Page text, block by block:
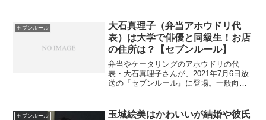
勤めていた会社も調査。
セブンルール
大石真理子（弁当アホウドリ代
表）は大学で俳優と同級生！お店
の住所は？【セブンルール】
弁当やケータリングのアホウドリの代
表・大石真理子さんが、2021年7月6日放
送の『セブンルール』に登場。一般向け
セブンルール
玉城絵美はかわいいが結婚や彼氏